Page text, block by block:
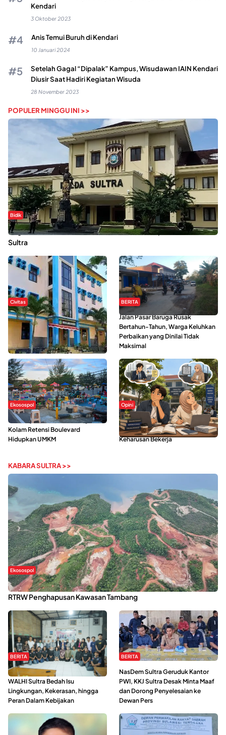
Kendari
3 Oktober 2023
Anis Temui Buruh di Kendari
10 Januari 2024
Setelah Gagal “Dipalak” Kampus, Wisudawan IAIN Kendari
Diusir Saat Hadiri Kegiatan Wisuda
28 November 2023
POPULER MINGGU INI >>
Bidik
Dugaan Kekerasan Seksual di UIN Kendari Dilaporkan ke Polda
Sultra
Civitas
Di Balik Kehidupan Ma’had Al-
Jami’ah UIN Kendari : Mahasiswa
Ceritakan Manfaat dan Tantangan
BERITA
Jalan Pasar Baruga Rusak
Bertahun-Tahun, Warga Keluhkan
Perbaikan yang Dinilai Tidak
Maksimal
Ekosospol
Ramainya Aktivitas Olahraga di
Kolam Retensi Boulevard
Hidupkan UMKM
Opini
Kerasnya Kehidupan Mahasiswa di
Tengah Gempuran Tugas dan
Keharusan Bekerja
KABARA SULTRA >>
Ekosospol
Kabaena Menanti Kepastian Pemulihan Lingkungan Usai Revisi
RTRW Penghapusan Kawasan Tambang
BERITA
Refleksi Gerakan Perempuan,
WALHI Sultra Bedah Isu
Lingkungan, Kekerasan, hingga
Peran Dalam Kebijakan
BERITA
NasDem Sultra Geruduk Kantor
PWI, KKJ Sultra Desak Minta Maaf
dan Dorong Penyelesaian ke
Dewan Pers